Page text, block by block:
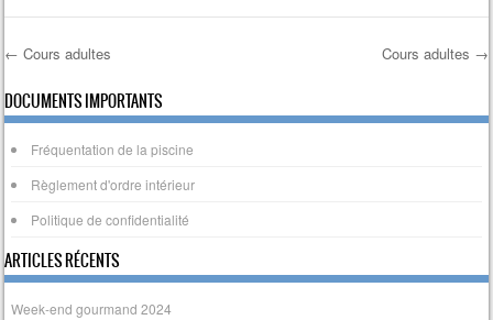
Post navigation
← Cours adultes Cours adultes →
DOCUMENTS IMPORTANTS
Fréquentation de la piscine
Règlement d'ordre intérieur
Politique de confidentialité
ARTICLES RÉCENTS
Week-end gourmand 2024